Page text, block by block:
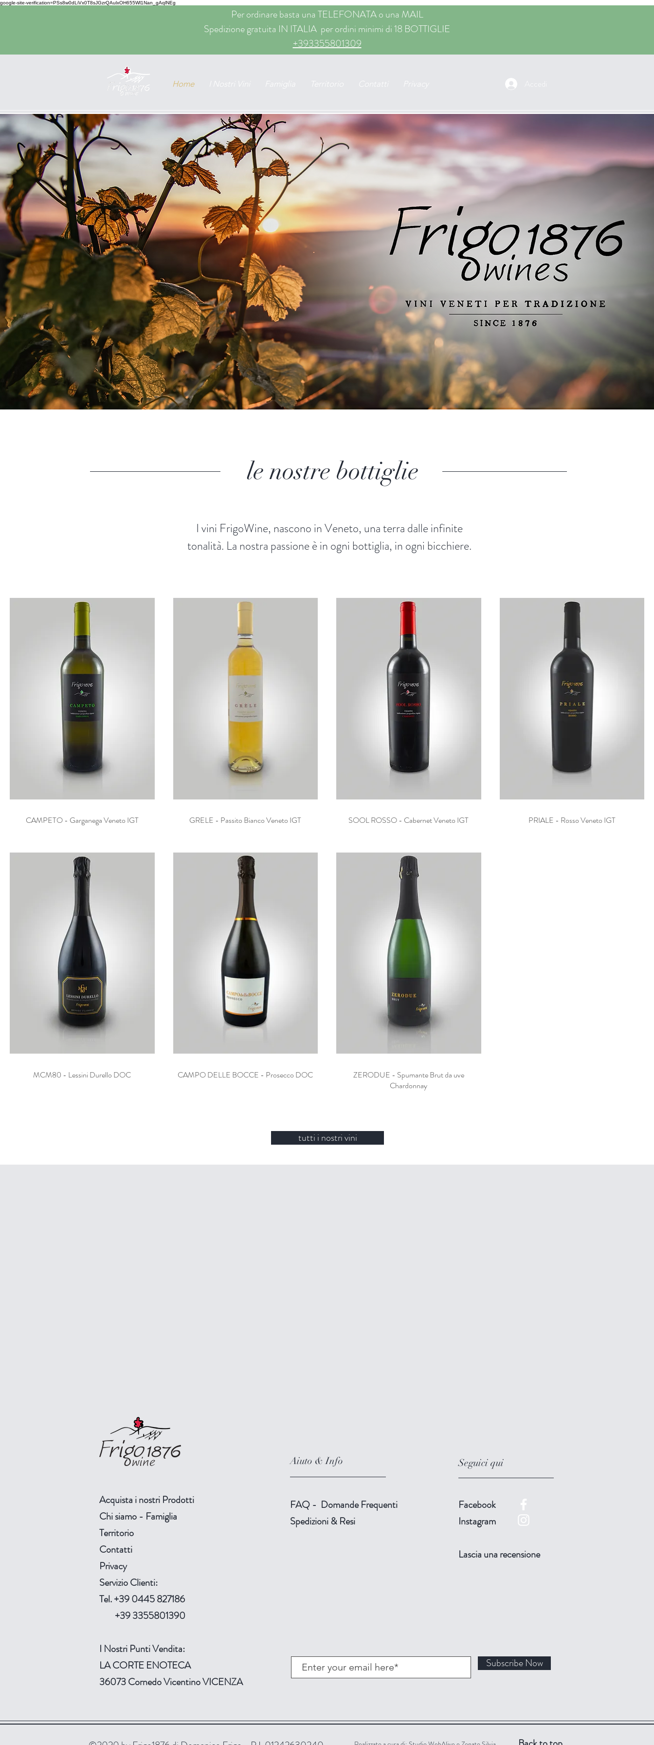
google-site-verification=PSs8w0dLiVx0T8sJGzrQAulxOH655Wl1Nan_gAqlNEg
Per ordinare basta una TELEFONATA o una MAIL
Spedizione gratuita IN ITALIA per ordini minimi di 18 BOTTIGLIE
+393355801309
Home I Nostri Vini Famiglia Territorio Contatti Privacy
le nostre bottiglie
I vini FrigoWine, nascono in Veneto, una terra dalle infinite
tonalità. La nostra passione è in ogni bottiglia, in ogni bicchiere.
Vista rapida
CAMPETO - Garganega Veneto IGT Vista rapida
GRELE - Passito Bianco Veneto IGT Vista rapida
SOOL ROSSO - Cabernet Veneto IGT Vista rapida
PRIALE - Rosso Veneto IGT
Vista rapida
MCM80 - Lessini Durello DOC Vista rapida
CAMPO DELLE BOCCE - Prosecco DOC Vista rapida
ZERODUE - Spumante Brut da uve
Chardonnay
tutti i nostri vini
Aiuto & Info Seguici qui
Acquista i nostri Prodotti
Chi siamo - Famiglia
Territorio
Contatti
Privacy​
Servizio Clienti:
Tel. +39 0445 827186
+39 3355801390
FAQ - Domande Frequenti
Spedizioni & Resi
Facebook
Instagram
Lascia una recensione
I Nostri Punti Vendita:
LA CORTE ENOTECA
36073 Cornedo Vicentino VICENZA
Subscribe Now